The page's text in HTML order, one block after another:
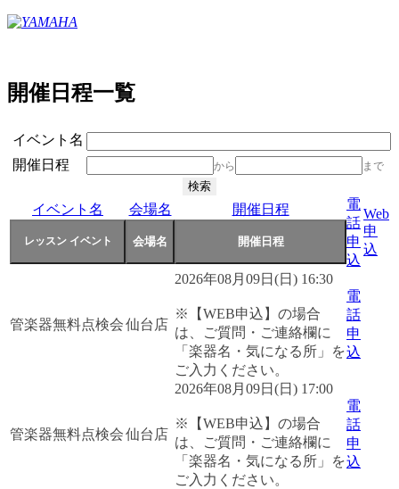
開催日程一覧
イベント名
開催日程
から まで
イベント名 会場名 開催日程
電
話
申
込
Web
申
込
管楽器無料点検会仙台店
2026年08月09日(日) 16:30
※【WEB申込】の場合
は、ご質問・ご連絡欄に
「楽器名・気になる所」を
ご入力ください。
電
話
申
込
管楽器無料点検会仙台店
2026年08月09日(日) 17:00
※【WEB申込】の場合
は、ご質問・ご連絡欄に
「楽器名・気になる所」を
ご入力ください。
電
話
申
込